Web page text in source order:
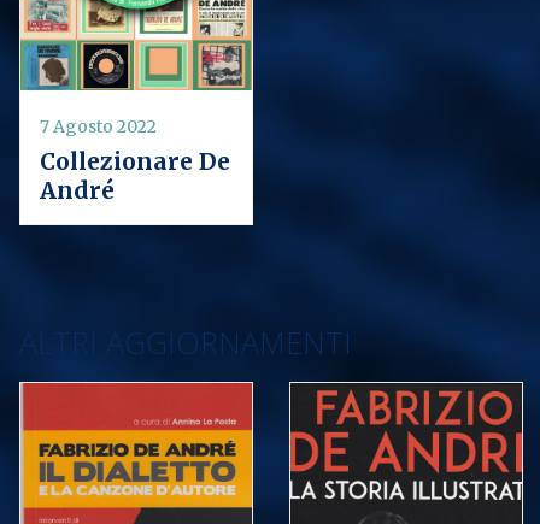
7 Agosto 2022
Collezionare De
André
ALTRI AGGIORNAMENTI